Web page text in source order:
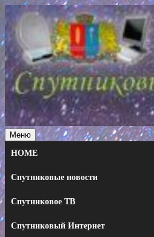
Перейти
к
содержимому
Меню
HOME
Спутниковые новости
Спутниковое ТВ
Спутниковый Интернет